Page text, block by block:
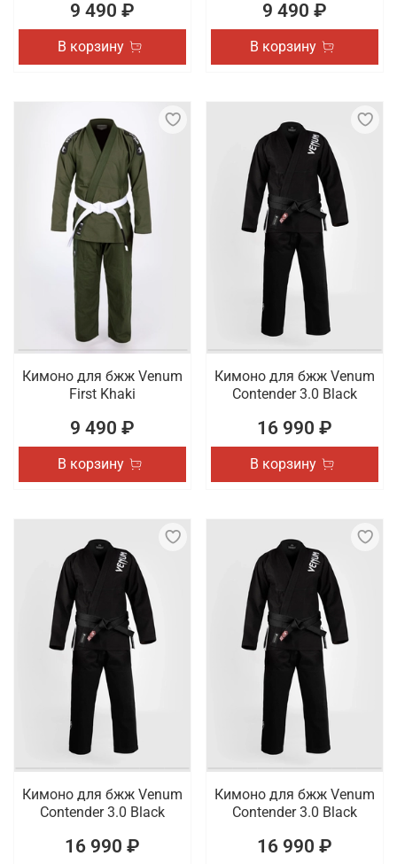
9 490 ₽
В корзину
9 490 ₽
В корзину
Кимоно для бжж Venum
First Khaki
9 490 ₽
В корзину
Кимоно для бжж Venum
Contender 3.0 Black
16 990 ₽
В корзину
Кимоно для бжж Venum
Contender 3.0 Black
16 990 ₽
Кимоно для бжж Venum
Contender 3.0 Black
16 990 ₽